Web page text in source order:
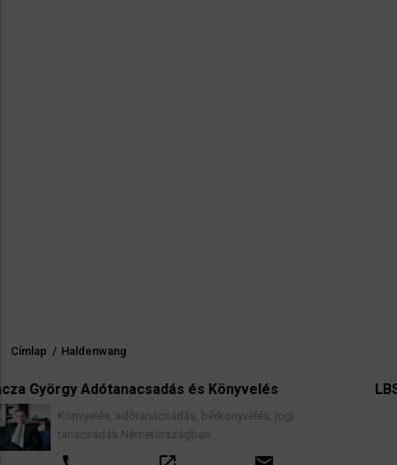
Morzsa
Címlap / Haldenwang
és Könyvelés
adótanácsadás, bérkönyvelés, jogi
Németországban
LBS Immobilien-